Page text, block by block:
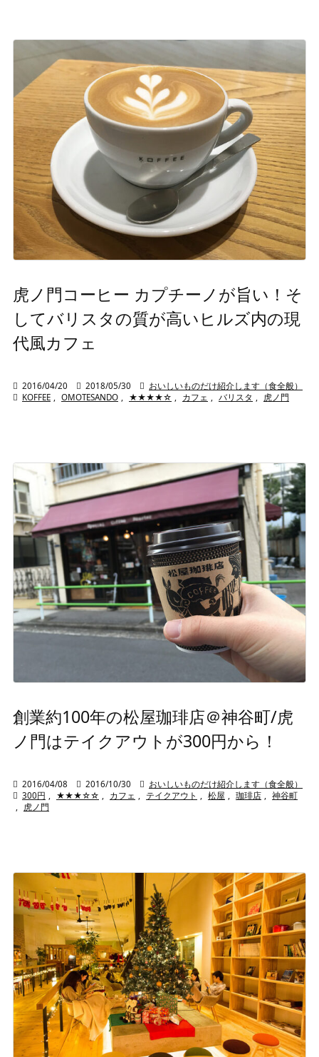
虎ノ門コーヒー カプチーノが旨い！そ
してバリスタの質が高いヒルズ内の現
代風カフェ
 2016/04/20  2018/05/30  おいしいものだけ紹介します（食全般）
 KOFFEE OMOTESANDO ★★★★☆ カフェ バリスタ 虎ノ門
創業約100年の松屋珈琲店＠神谷町/虎
ノ門はテイクアウトが300円から！
 2016/04/08  2016/10/30  おいしいものだけ紹介します（食全般）
 300円 , ★★★☆☆ , カフェ , テイクアウト , 松屋 , 珈琲店 , 神谷町
, 虎ノ門